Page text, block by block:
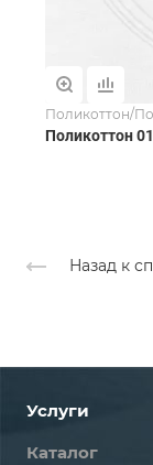
Поликоттон/
Поликоттон
Назад к
Услуги
Каталог